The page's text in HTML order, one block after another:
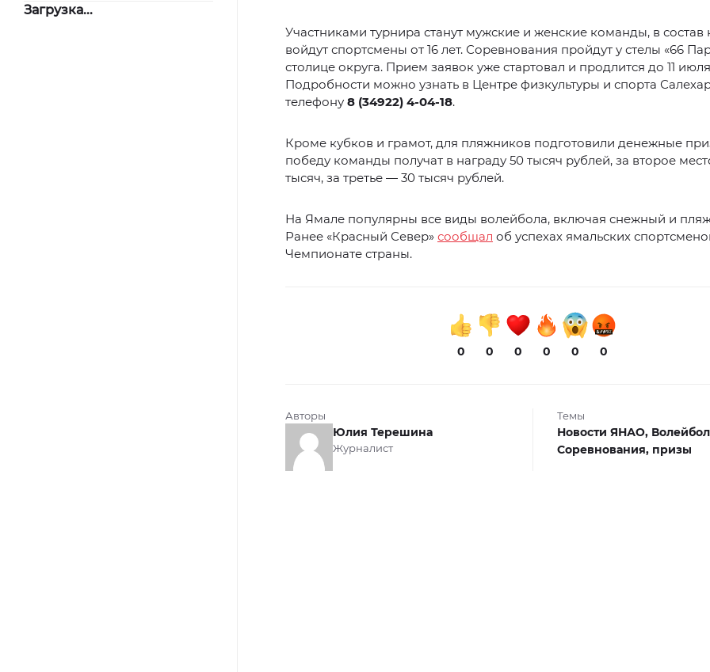
Загрузка...
Участниками турнира станут мужские и женские команды, в состав
войдут спортсмены от 16 лет. Соревнования пройдут у стелы «66
столице округа. Прием заявок уже стартовал и продлится до 11
Подробности можно узнать в Центре физкультуры и спорта
телефону 8 (34922) 4-04-18.
Кроме кубков и грамот, для пляжников подготовили денежные
победу команды получат в награду 50 тысяч рублей, за второе
тысяч, за третье — 30 тысяч рублей.
На Ямале популярны все виды волейбола, включая снежный и
Ранее «Красный Север» сообщал об успехах ямальских
Чемпионате страны.
0 0 0 0 0 0
Авторы
Юлия Терешина
Журналист
Темы
Новости ЯНАО,
Соревнования, призы